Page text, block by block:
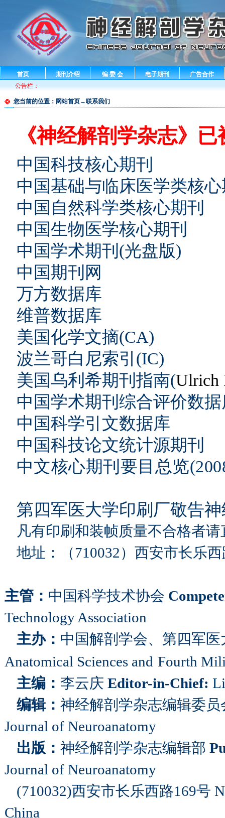
首页 期刊介绍 编 委 会 电子期刊
广告合作
公告栏：
您当前的位置： 网站首页→联系我们
《神经解剖学杂志》
中国科技核心期刊
中国基础与临床医学类核
中国自然科学类核心期刊
中国生物医学核心期刊
中国学术期刊(光盘版)
中国期刊网
万方数据库
维普数据库
美国化学文摘(CA)
波兰哥白尼索引(IC)
美国乌利希期刊指南(Ulrich
中国学术期刊综合评价数
中国科学引文数据库
中国科技论文统计源期刊
中文核心期刊要目总览
第四军医大学印刷厂敬告
凡有印刷和装帧质量不合格者
地址：（710032）西安市长乐
主管： 中国科学技术协会
Technology Association
主办： 中国解剖学会、第四军医
Anatomical Sciences and Fourth
主编： 李云庆 Editor-in-Chief:
编辑： 神经解剖学杂志编辑委员
Journal of Neuroanatomy
出版： 神经解剖学杂志编辑部
Journal of Neuroanatomy
(710032)西安市长乐西路169号
China